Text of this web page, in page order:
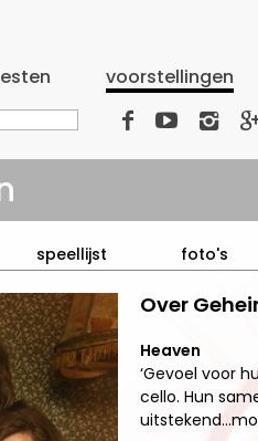
voorstellingen
  
speellijst foto's
Over
Heaven
‘Gevoel voor
cello. Hun